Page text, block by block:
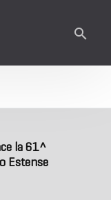
la 61^
Estense